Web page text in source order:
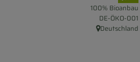
100% Bioanbau
, Kontrollstelle:
DE-ÖKO-001
, Herkunft:
Deutschland